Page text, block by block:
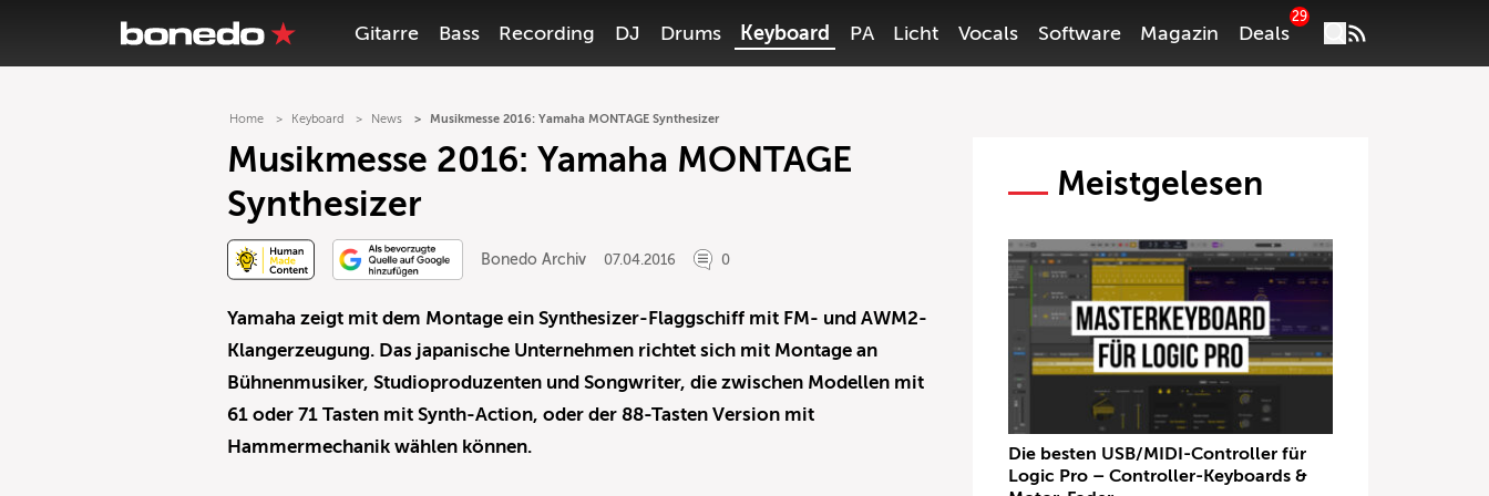
Gitarre Bass Recording DJ Drums Keyboard PA Licht Vocals Software Magazin Deals
29
Home Keyboard News Musikmesse 2016: Yamaha MONTAGE Synthesizer
Musikmesse 2016: Yamaha MONTAGE
Synthesizer
Bonedo Archiv 07.04.2016 0
Yamaha zeigt mit dem Montage ein Synthesizer-Flaggschiff mit FM- und AWM2-
Klangerzeugung. Das japanische Unternehmen richtet sich mit Montage an
Bühnenmusiker, Studioproduzenten und Songwriter, die zwischen Modellen mit
61 oder 71 Tasten mit Synth-Action, oder der 88-Tasten Version mit
Hammermechanik wählen können.
Meistgelesen
Die besten USB/MIDI-Controller für
Logic Pro – Controller-Keyboards &